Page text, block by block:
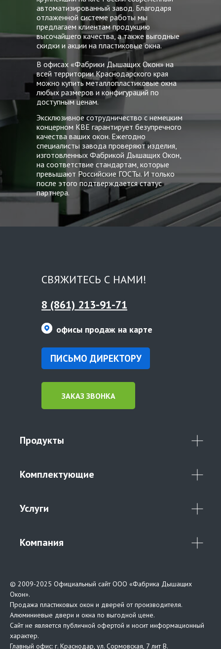
автоматизированный завод. Благодаря
отлаженной системе работы мы
предлагаем клиентам продукцию
высочайшего качества, а также выгодные
скидки и акции на пластиковые окна.
В офисах «Фабрики Дышащих Окон» на
всей территории Краснодарского края
можно купить металлопластиковые окна
любых размеров и конфигураций по
доступным ценам.
Эксклюзивное сотрудничество с немецким
концерном KBE гарантирует безупречного
качества ваших окон. Ежегодно
специалисты завода проверяют изделия,
изготовленных Фабрикой Дышащих Окон,
на соответствие стандартам, которые
превышают Российские ГОСТы. И только
после этого подтверждается статус
партнера.
СВЯЖИТЕСЬ С НАМИ!
ПИСЬМО ДИРЕКТОРУ
8 (861) 213-91-71
ЗАКАЗ ЗВОНКА
офисы продаж на карте
Продукты
Комплектующие
Услуги
Компания
© 2009-2025 Официальный сайт ООО «Фабрика Дышащих
Окон».
Продажа пластиковых окон и дверей от производителя.
Алюминиевые двери и окна по выгодной цене.
Сайт не является публичной офертой и носит информационный
характер.
Главный офис: г. Краснодар, ул. Сормовская, 7 лит В.